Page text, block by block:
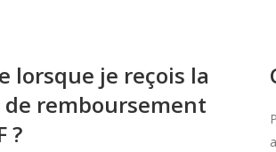
lorsque je reçois la
de remboursement
?